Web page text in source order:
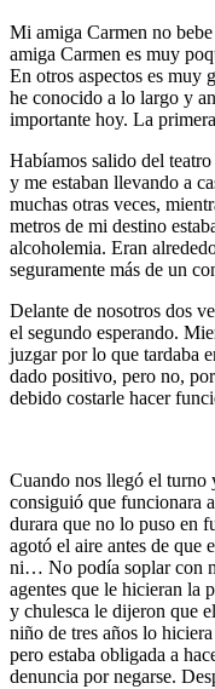
Mi amiga Carmen no
amiga Carmen es muy
En otros aspectos es muy
he conocido a lo largo y
importante hoy. La
Habíamos salido del
y me estaban llevando a
muchas otras veces,
metros de mi destino
alcoholemia. Eran
seguramente más de un
Delante de nosotros dos
el segundo esperando.
juzgar por lo que tardaba
dado positivo, pero no,
debido costarle hacer
Cuando nos llegó el turno
consiguió que funcionara
durara que no lo puso en
agotó el aire antes de que
ni… No podía soplar con
agentes que le hicieran la
y chulesca le dijeron que
niño de tres años lo
pero estaba obligada a
denuncia por negarse.